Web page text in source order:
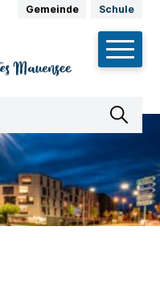
Gemeinde Schule